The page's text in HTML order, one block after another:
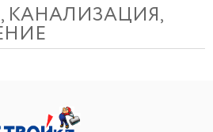
КАНАЛИЗАЦИЯ,